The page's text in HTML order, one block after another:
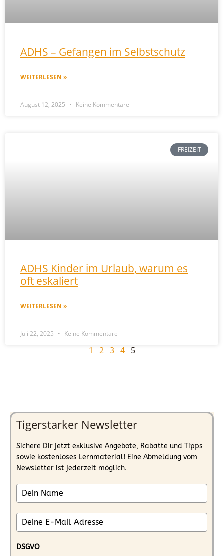
ADHS – Gefangen im Selbstschutz
WEITERLESEN »
August 12, 2025 Keine Kommentare
FREIZEIT
ADHS Kinder im Urlaub, warum es
oft eskaliert
WEITERLESEN »
Juli 22, 2025 Keine Kommentare
1 2 3 4 5
Tigerstarker Newsletter
Sichere Dir jetzt exklusive Angebote, Rabatte und Tipps
sowie kostenloses Lernmaterial! Eine Abmeldung vom
Newsletter ist jederzeit möglich.
DSGVO